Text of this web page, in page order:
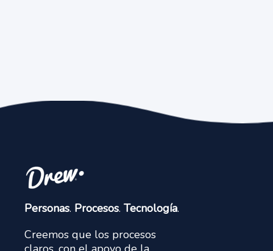
Personas. Procesos. Tecnología.
Creemos que los procesos